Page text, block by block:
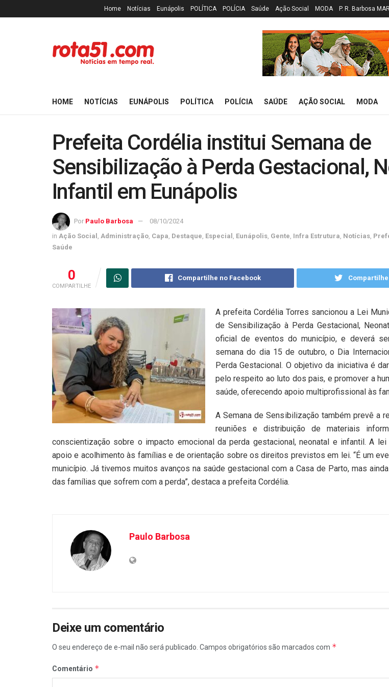
Home Notícias Eunápolis POLÍTICA POLÍCIA Saúde Ação Social MODA P. R. Barbosa
HOME NOTÍCIAS EUNÁPOLIS POLÍTICA POLÍCIA SAÚDE AÇÃO SOCIAL MODA
Prefeita Cordélia institui Semana de
Sensibilização à Perda Gestacional,
Infantil em Eunápolis
Por Paulo Barbosa
08/10/2024
in Ação Social Administração Capa Destaque Especial Eunápolis Gente Infra Estrutura Notícias
Saúde
0
COMPARTILHE
Compartilhe no Facebook
A prefeita Cordélia Torres sancionou a Lei
de Sensibilização à Perda Gestacional,
oficial de eventos do município, e deverá
semana do dia 15 de outubro, o Dia
Perda Gestacional. O objetivo da iniciativa é
pelo respeito ao luto dos pais, e promover a
saúde, oferecendo apoio multiprofissional às
A Semana de Sensibilização também prevê a
reuniões e distribuição de materiais
conscientização sobre o impacto emocional da perda gestacional, neonatal e infantil. A
apoio e acolhimento às famílias e de orientação sobre os direitos previstos em lei. “É um
município. Já tivemos muitos avanços na saúde gestacional com a Casa de Parto, mas
das famílias que sofrem com a perda”, destaca a prefeita Cordélia.
Paulo Barbosa
Deixe um comentário
O seu endereço de e-mail não será publicado. Campos obrigatórios são marcados com *
Comentário *